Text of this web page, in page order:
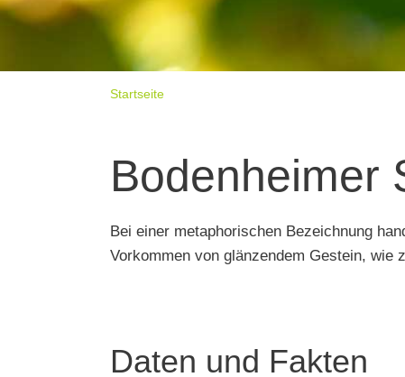
Startseite
Bodenheimer
Bei einer metaphorischen Bezeichnung
Vorkommen von glänzendem Gestein, wie
Daten und Fakten